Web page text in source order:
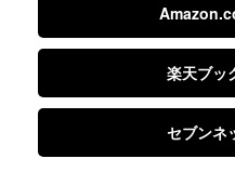
楽天ブッ
セブンネ